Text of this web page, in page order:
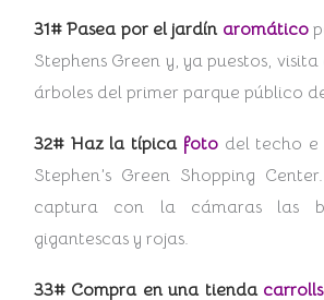
31# Pasea por el jardín aromático
Stephens Green y, ya puestos,
árboles del primer parque público
32# Haz la típica fotodel techo e
Stephen’s Green Shopping
captura con la cámaras las
gigantescas y rojas.
33# Compra en una tienda carrolls